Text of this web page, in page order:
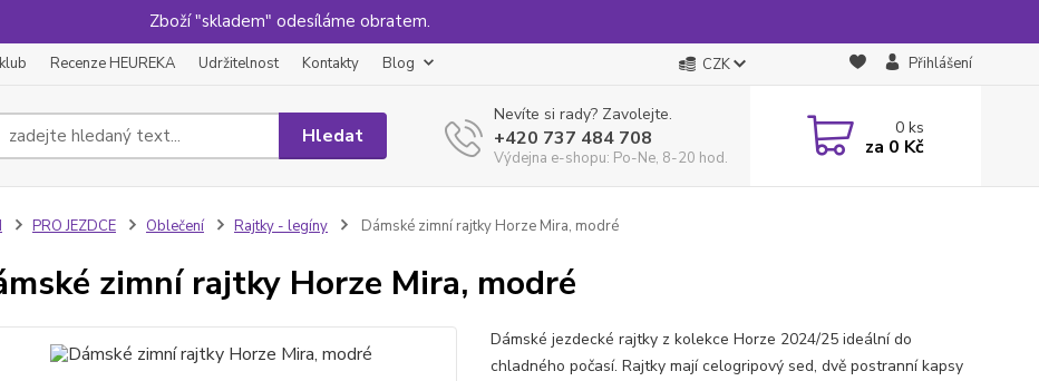
Zboží "skladem" odesíláme obratem.
Recenze HEUREKA Udržitelnost Kontakty Blog CZK Přihlášení
Hledat
Nevíte si rady? Zavolejte.
+420 737 484 708
Výdejna e-shopu: Po-Ne, 8-20 hod.
0ks
za 0 Kč
PRO JEZDCE Oblečení Rajtky - legíny Dámské zimní rajtky Horze Mira, modré
zimní rajtky Horze Mira, modré
Dámské jezdecké rajtky z kolekce Horze 2024/25 ideální do
chladného počasí. Rajtky mají celogripový sed, dvě postranní kapsy